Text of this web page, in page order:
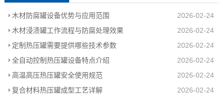
木材防腐罐设备优势与应用范围
2026-02-24
木材浸渍罐工作流程与防腐处理效果
2026-02-24
定制热压罐需要提供哪些技术参数
2026-02-24
全自动控制热压罐设备特点介绍
2026-02-24
高温高压热压罐安全使用规范
2026-02-24
复合材料热压罐成型工艺详解
2026-02-24